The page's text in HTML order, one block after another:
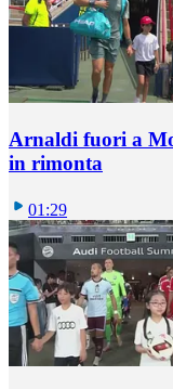
Arnaldi fuori a
in rimonta
01:29